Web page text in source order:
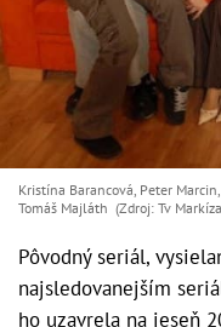
Kristína Barancová, Peter
Tomáš Majláth (Zdroj: Tv
Pôvodný seriál,
najsledovanejším
ho uzavrela na jeseň